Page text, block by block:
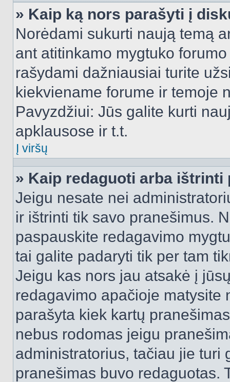
» Kaip ką nors parašyti į
Norėdami sukurti naują temą
ant atitinkamo mygtuko
rašydami dažniausiai turite
kiekviename forume ir temoje
Pavyzdžiui: Jūs galite kurti
apklausose ir t.t.
Į viršų
» Kaip redaguoti arba ištrinti
Jeigu nesate nei
ir ištrinti tik savo pranešimus.
paspauskite redagavimo
tai galite padaryti tik per tam
Jeigu kas nors jau atsakė į
redagavimo apačioje matysite
parašyta kiek kartų
nebus rodomas jeigu
administratorius, tačiau jie turi
pranešimas buvo redaguotas.